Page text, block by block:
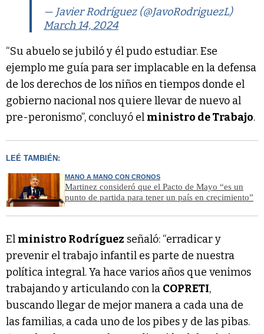
— Javier Rodríguez (@JavoRodriguezL)
March 14, 2024
“Su abuelo se jubiló y él pudo estudiar. Ese
ejemplo me guía para ser implacable en la defensa
de los derechos de los niños en tiempos donde el
gobierno nacional nos quiere llevar de nuevo al
pre-peronismo”, concluyó el ministro de Trabajo.
LEÉ TAMBIÉN:
MANO A MANO CON CRONOS
Martinez consideró que el Pacto de Mayo “es un
punto de partida para tener un país en crecimiento”
El ministro Rodríguez señaló: “erradicar y
prevenir el trabajo infantil es parte de nuestra
política integral. Ya hace varios años que venimos
trabajando y articulando con la COPRETI,
buscando llegar de mejor manera a cada una de
las familias, a cada uno de los pibes y de las pibas.